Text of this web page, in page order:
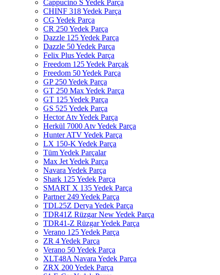
Cappucino S Yedek Parça
CHINF 318 Yedek Parça
CG Yedek Parça
CR 250 Yedek Parça
Dazzle 125 Yedek Parça
Dazzle 50 Yedek Parça
Felix Plus Yedek Parça
Freedom 125 Yedek Parçak
Freedom 50 Yedek Parça
GP 250 Yedek Parça
GT 250 Max Yedek Parça
GT 125 Yedek Parça
GS 525 Yedek Parça
Hector Atv Yedek Parça
Herkül 7000 Atv Yedek Parça
Hunter ATV Yedek Parça
LX 150-K Yedek Parça
Tüm Yedek Parçalar
Max Jet Yedek Parça
Navara Yedek Parça
Shark 125 Yedek Parça
SMART X 135 Yedek Parça
Partner 249 Yedek Parça
TDL25Z Derya Yedek Parça
TDR41Z Rüzgar New Yedek Parça
TDR41-Z Rüzgar Yedek Parça
Verano 125 Yedek Parça
ZR 4 Yedek Parça
Verano 50 Yedek Parça
XLT48A Navara Yedek Parça
ZRX 200 Yedek Parça